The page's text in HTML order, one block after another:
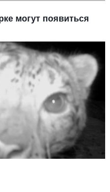
могут появиться